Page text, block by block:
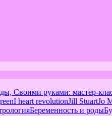
Своими руками: мастер-
I heart revolutionJill StuartJo
Беременность и роды